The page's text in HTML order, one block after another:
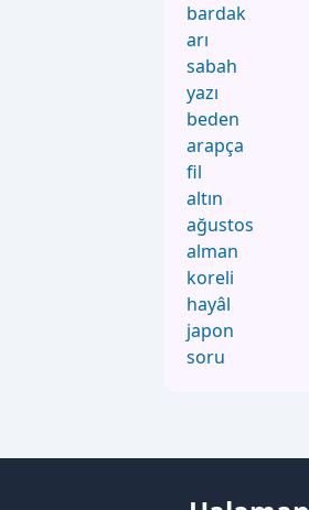
bardak
arı
sabah
yazı
beden
arapça
fil
altın
ağustos
alman
koreli
hayâl
japon
soru